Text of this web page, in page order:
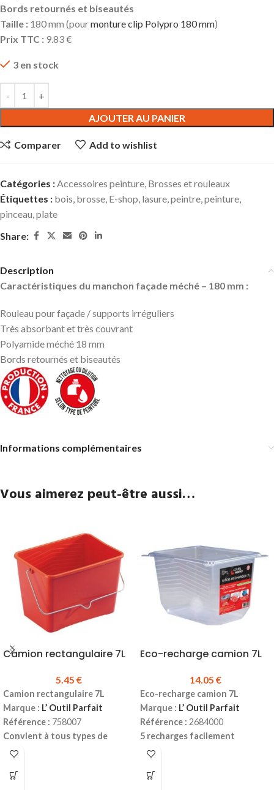
Bords retournés et biseautés
Taille : 180 mm (pourmonture clip Polypro 180 mm)
Prix TTC : 9.83 €
3 en stock
AJOUTER AU PANIER
Comparer Add to wishlist
Catégories :Accessoires peinture, Brosses et rouleaux
Étiquettes : bois, brosse, E-shop, lasure,peintre,peinture,
pinceau,plate
Share:
Description
Caractéristiques du manchon façade méché – 180 mm :
Rouleau pour façade / supports irréguliers
Très absorbant et très couvrant
Polyamide méché 18 mm
Bords retournés et biseautés
Informations complémentaires
Vous aimerez peut-être aussi…
Camion rectangulaire 7L
5.45 €
Camion rectangulaire 7L
Marque : L’ Outil Parfait
Référence : 758007
Convient à tous types de
peinture (acrylique, glycéro,
Capacité :
Eco-recharge camion 7L
14.05 €
Eco-recharge camion 7L
Marque : L’ Outil Parfait
Référence : 2684000
5 recharges facilement
détachables
peintures, enduits, plâtre,